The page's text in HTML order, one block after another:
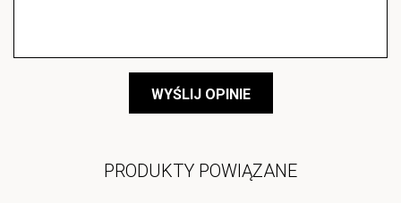
WYŚLIJ OPINIE
PRODUKTY POWIĄZANE